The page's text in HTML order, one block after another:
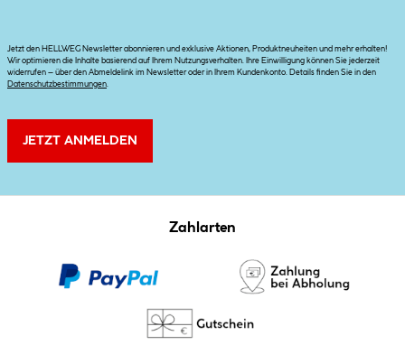
Jetzt den HELLWEG Newsletter abonnieren und exklusive Aktionen, Produktneuheiten und mehr erhalten!
Wir optimieren die Inhalte basierend auf Ihrem Nutzungsverhalten. Ihre Einwilligung können Sie jederzeit
widerrufen – über den Abmeldelink im Newsletter oder in Ihrem Kundenkonto. Details finden Sie in den
Datenschutzbestimmungen
JETZT ANMELDEN
Zahlarten